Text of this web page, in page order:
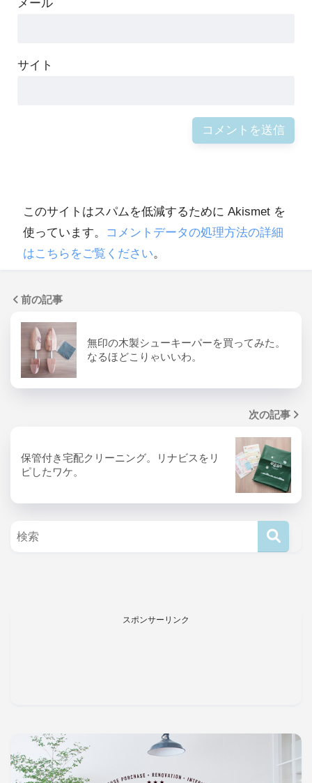
メール
サイト
このサイトはスパムを低減するために Akismet を
使っています。 コメントデータの処理方法の詳細
はこちらをご覧ください。
前の記事
無印の木製シューキーパーを買ってみた。
なるほどこりゃいいわ。
次の記事
保管付き宅配クリーニング。リナビスをリ
ピしたワケ。
スポンサーリンク